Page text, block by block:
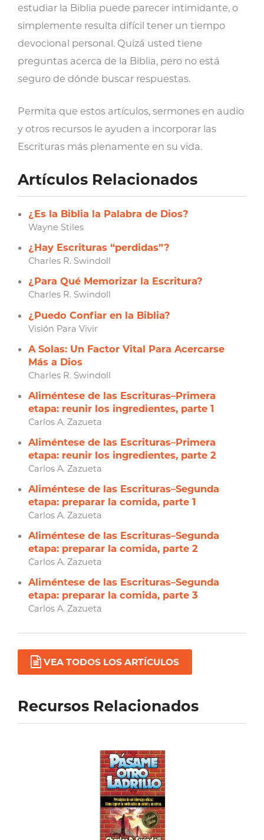
estudiar la Biblia puede parecer intimidante, o
simplemente resulta difícil tener un tiempo
devocional personal. Quizá usted tiene
preguntas acerca de la Biblia, pero no está
seguro de dónde buscar respuestas.
Permita que estos artículos, sermones en audio
y otros recursos le ayuden a incorporar las
Escrituras más plenamente en su vida.
Artículos Relacionados
¿Es la Biblia la Palabra de Dios?
Wayne Stiles
¿Hay Escrituras “perdidas”?
Charles R. Swindoll
¿Para Qué Memorizar la Escritura?
Charles R. Swindoll
¿Puedo Confiar en la Biblia?
Visión Para Vivir
A Solas: Un Factor Vital Para Acercarse
Más a Dios
Charles R. Swindoll
Aliméntese de las Escrituras–Primera
etapa: reunir los ingredientes, parte 1
Carlos A. Zazueta
Aliméntese de las Escrituras–Primera
etapa: reunir los ingredientes, parte 2
Carlos A. Zazueta
Aliméntese de las Escrituras–Segunda
etapa: preparar la comida, parte 1
Carlos A. Zazueta
Aliméntese de las Escrituras–Segunda
etapa: preparar la comida, parte 2
Carlos A. Zazueta
Aliméntese de las Escrituras–Segunda
etapa: preparar la comida, parte 3
Carlos A. Zazueta
VEA TODOS LOS ARTÍCULOS
Recursos Relacionados